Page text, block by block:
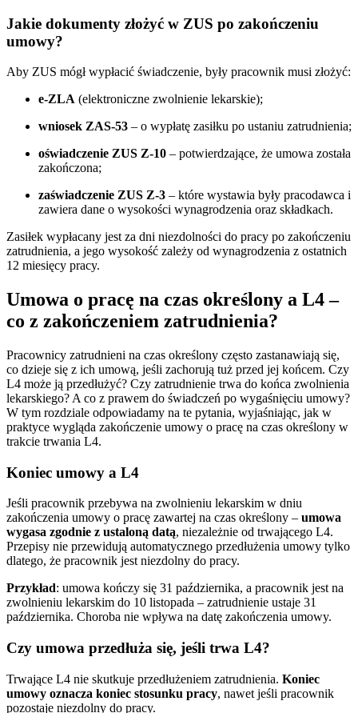
Jakie dokumenty złożyć w ZUS po zakończeniu
umowy?
Aby ZUS mógł wypłacić świadczenie, były pracownik musi złożyć:
e-ZLA (elektroniczne zwolnienie lekarskie);
wniosek ZAS-53 – o wypłatę zasiłku po ustaniu zatrudnienia;
oświadczenie ZUS Z-10 – potwierdzające, że umowa została
zakończona;
zaświadczenie ZUS Z-3 – które wystawia były pracodawca i
zawiera dane o wysokości wynagrodzenia oraz składkach.
Zasiłek wypłacany jest za dni niezdolności do pracy po zakończeniu
zatrudnienia, a jego wysokość zależy od wynagrodzenia z ostatnich
12 miesięcy pracy.
Umowa o pracę na czas określony a L4 –
co z zakończeniem zatrudnienia?
Pracownicy zatrudnieni na czas określony często zastanawiają się,
co dzieje się z ich umową, jeśli zachorują tuż przed jej końcem. Czy
L4 może ją przedłużyć? Czy zatrudnienie trwa do końca zwolnienia
lekarskiego? A co z prawem do świadczeń po wygaśnięciu umowy?
W tym rozdziale odpowiadamy na te pytania, wyjaśniając, jak w
praktyce wygląda zakończenie umowy o pracę na czas określony w
trakcie trwania L4.
Koniec umowy a L4
Jeśli pracownik przebywa na zwolnieniu lekarskim w dniu
zakończenia umowy o pracę zawartej na czas określony – umowa
wygasa zgodnie z ustaloną datą, niezależnie od trwającego L4.
Przepisy nie przewidują automatycznego przedłużenia umowy tylko
dlatego, że pracownik jest niezdolny do pracy.
Przykład: umowa kończy się 31 października, a pracownik jest na
zwolnieniu lekarskim do 10 listopada – zatrudnienie ustaje 31
października. Choroba nie wpływa na datę zakończenia umowy.
Czy umowa przedłuża się, jeśli trwa L4?
Trwające L4 nie skutkuje przedłużeniem zatrudnienia. Koniec
umowy oznacza koniec stosunku pracy, nawet jeśli pracownik
pozostaje niezdolny do pracy.